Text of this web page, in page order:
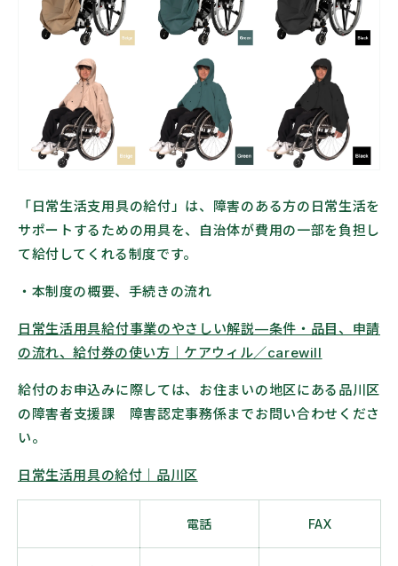
「日常生活支用具の給付」は、 障害のある方の日常生活を
サポートするための用具を、自治体が費用の一部を負担し
て給付してくれる制度です。
・本制度の概要、手続きの流れ
日常生活用具給付事業のやさしい解説—条件・品目、申請
の流れ、給付券の使い方｜ケアウィル／carewill
給付のお申込みに際しては、お住まいの地区にある品川区
の障害者支援課 障害認定事務係までお問い合わせくださ
い。
日常生活用具の給付｜品川区
電話 FAX